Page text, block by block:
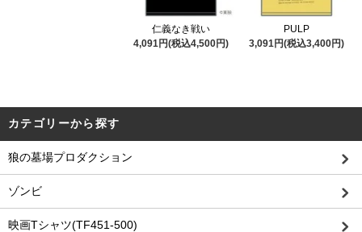
仁義なき戦い
4,091円(税込4,500円)
PULP
3,091円(税込3,400円)
カテゴリーから探す
狼の墓場プロダクション
ゾンビ
映画Tシャツ(TF451-500)